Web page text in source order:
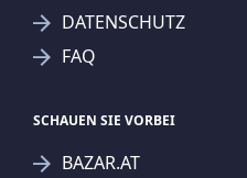
DATENSCHUTZ
FAQ
SCHAUEN SIE VORBEI
BAZAR.AT